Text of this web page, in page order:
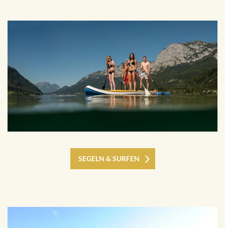
SEGELN & SURFEN